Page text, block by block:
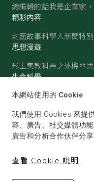
總編輯的話我是企業家
精彩內容
封面故事科學人新聞特
思想漫遊
形上集教科書之外機器
生命科學
醫學古生物心理學生態學
物理 化學地球科學天文
本網站使用的 Cookie
我們使用 Cookies 來提
容、廣告、社交媒體功
廣告和分析合作伙伴分
查看 Cookie 說明